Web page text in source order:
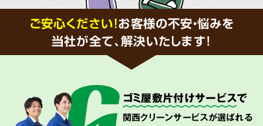
ご安心ください！お客様の不安・悩みを
当社が全て、解決いたします!
ゴミ屋敷片付けサービスで
関西クリーンサービスが選ばれる